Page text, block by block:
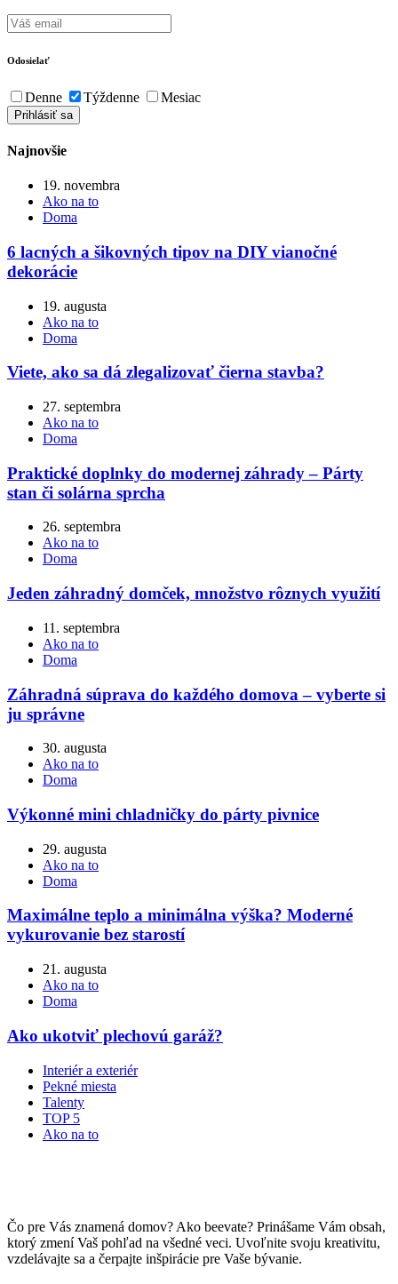
Odosielať
Denne Týždenne Mesiac
Najnovšie
19. novembra
Ako na to
Doma
6 lacných a šikovných tipov na DIY vianočné
dekorácie
19. augusta
Ako na to
Doma
Viete, ako sa dá zlegalizovať čierna stavba?
27. septembra
Ako na to
Doma
Praktické doplnky do modernej záhrady – Párty
stan či solárna sprcha
26. septembra
Ako na to
Doma
Jeden záhradný domček, množstvo rôznych využití
11. septembra
Ako na to
Doma
Záhradná súprava do každého domova – vyberte si
ju správne
30. augusta
Ako na to
Doma
Výkonné mini chladničky do párty pivnice
29. augusta
Ako na to
Doma
Maximálne teplo a minimálna výška? Moderné
vykurovanie bez starostí
21. augusta
Ako na to
Doma
Ako ukotviť plechovú garáž?
Interiér a exteriér
Pekné miesta
Talenty
TOP 5
Ako na to
Čo pre Vás znamená domov? Ako beevate? Prinášame Vám obsah,
ktorý zmení Vaš pohľad na všedné veci. Uvoľnite svoju kreativitu,
vzdelávajte sa a čerpajte inšpirácie pre Vaše bývanie.